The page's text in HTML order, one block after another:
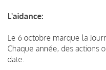
L'aidance:
Le 6 octobre marque la
Chaque année, des actions
date.